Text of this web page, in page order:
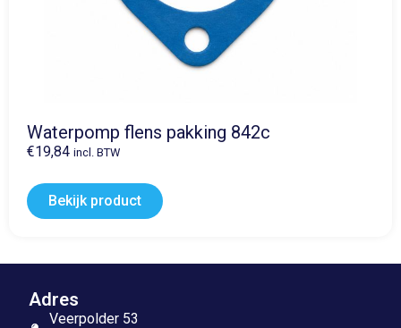
Waterpomp flens pakking 842c
€19,84 incl. BTW
Bekijk product
Adres
Veerpolder 53